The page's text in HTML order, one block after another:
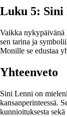
Luku 5: Sini
Vaikka nykypäivänä
sen tarina ja
Monille se edustaa
Yhteenveto
Sini Lenni on
kansanperinteessä.
kunnioituksesta